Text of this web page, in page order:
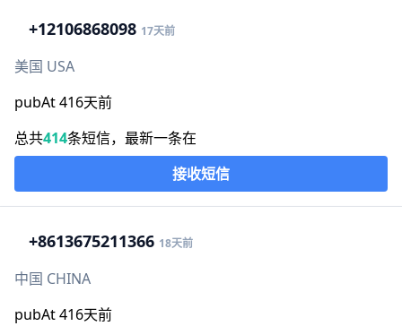
+12106868098 17天前
美国 USA
pubAt 416天前
总共414条短信，最新一条在
接收短信
+8613675211366 18天前
中国 CHINA
pubAt 416天前